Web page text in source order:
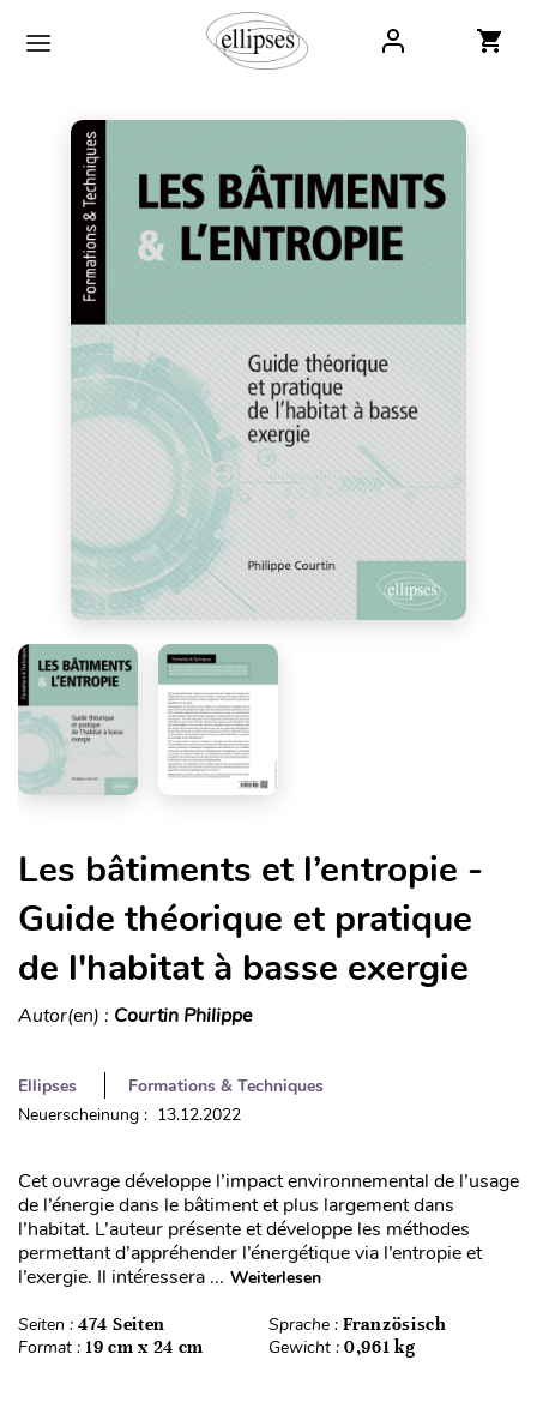
Les bâtiments et l’entropie -
Guide théorique et pratique
de l'habitat à basse exergie
Autor(en) : Courtin Philippe
Ellipses
Formations & Techniques
Neuerscheinung : 13.12.2022
Cet ouvrage développe l’impact environnemental de l’usage
de l’énergie dans le bâtiment et plus largement dans
l’habitat. L’auteur présente et développe les méthodes
permettant d’appréhender l’énergétique via l’entropie et
l’exergie. Il intéressera ... Weiterlesen
Seiten : 474 Seiten Sprache : Französisch
Format : 19 cm x 24 cm Gewicht : 0,961 kg